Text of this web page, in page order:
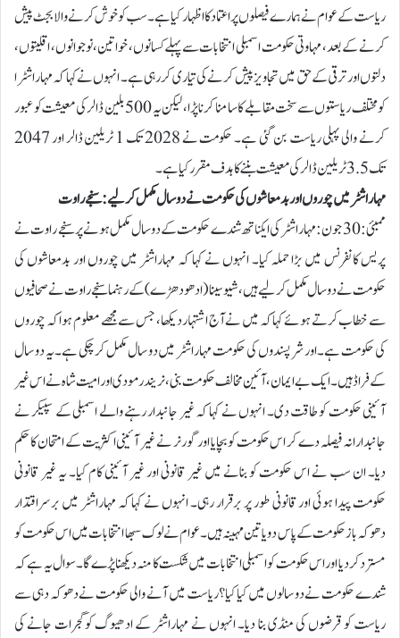
ریاست کے عوام نے ہمارے فیصلوں پر اعتماد کا اظہار کیا ہے۔ سب کو خوش کرنے والا بجٹ پیش
کرنے کے بعد، مہاوتی حکومت اسمبلی انتخابات سے پہلے کسانوں، خواتین، نوجوانوں، اقلیتوں،
دلتوں اور ترقی کے حق میں تجاویز پیش کرنے کی تیاری کر رہی ہے۔ انہوں نے کہا کہ مہاراشٹرا
کو مختلف ریاستوں سے سخت مقابلے کا سامنا کرنا پڑا، لیکن یہ 500 بلین ڈالر کی معیشت کو عبور
کرنے والی پہلی ریاست بن گئی ہے۔ حکومت نے 2028 تک 1 ٹریلین ڈالر اور 2047
تک 3.5 ٹریلین ڈالر کی معیشت بننے کا ہدف مقرر کیا ہے۔
مہاراشٹر میں چوروں اور بدمعاشوں کی حکومت نے دو سال مکمل کر لیے: سنجے راوت
ممبئی: 30 جون:مہاراشٹر کی ایکناتھ شندے حکومت کے دو سال مکمل ہونے پر سنجے راوت نے
پریس کانفرنس میں بڑا حملہ کیا۔ انہوں نے کہا کہ مہاراشٹر میں چوروں اور بدمعاشوں کی
حکومت نے دو سال مکمل کر لیے ہیں، شیوسینا (ادھو دھڑے) کے رہنما سنجے راوت نے صحافیوں
سے خطاب کرتے ہوئے کہا کہ میں نے آج اشتہار دیکھا، جس سے مجھے معلوم ہوا کہ چوروں
کی حکومت ہے۔ اور شرپسندوں کی حکومت مہاراشٹر میں دو سال مکمل کر چکی ہے۔ یہ دو سال
کے فراڈ ہیں۔ ایک بے ایمان، آئین مخالف حکومت بنی، نریندر مودی اور امیت شاہ نے اس غیر
آئینی حکومت کو طاقت دی۔ انہوں نے کہا کہ غیر جانبدار رہنے والے اسمبلی کے سپیکر نے
جانبدارانہ فیصلہ دے کر اس حکومت کو بچایا اور گورنر نے غیر آئینی اکثریت کے امتحان کا حکم
دیا۔ ان سب نے اس حکومت کو بنانے میں غیر قانونی اور غیر آئینی کام کیا۔ یہ غیر قانونی
حکومت پیدا ہوئی اور قانونی طور پر برقرار رہی۔ انہوں نے کہا کہ مہاراشٹر میں برسراقتدار
دھوکہ باز حکومت کے پاس دو یا تین مہینہ ہیں۔ عوام نے لوک سبھا انتخابات میں اس حکومت کو
مسترد کردیا اور اس حکومت کو اسمبلی انتخابات میں شکست کا منہ دیکھنا پڑے گا۔ سوال یہ ہے کہ
شندے حکومت نے دو سالوں میں کیا کیا؟ ریاست میں آنے والی حکومت نے دھوکہ دہی سے
ریاست کو قرضوں کی منڈی بنا دیا۔ انہوں نے مہاراشٹر کے ادھیوگ کوگجرات جانے کی